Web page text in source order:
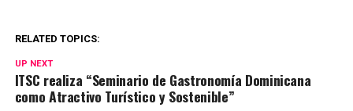
RELATED TOPICS:
UP NEXT
ITSC realiza “Seminario de Gastronomía Dominicana
como Atractivo Turístico y Sostenible”